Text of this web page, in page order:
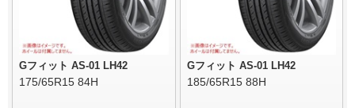
Gフィット AS-01 LH42
175/65R15 84H
Gフィット AS-01 LH42
185/65R15 88H